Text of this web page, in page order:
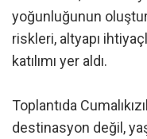
yoğunluğunun
riskleri, altyapı
katılımı yer aldı.
Toplantıda
destinasyon değil,